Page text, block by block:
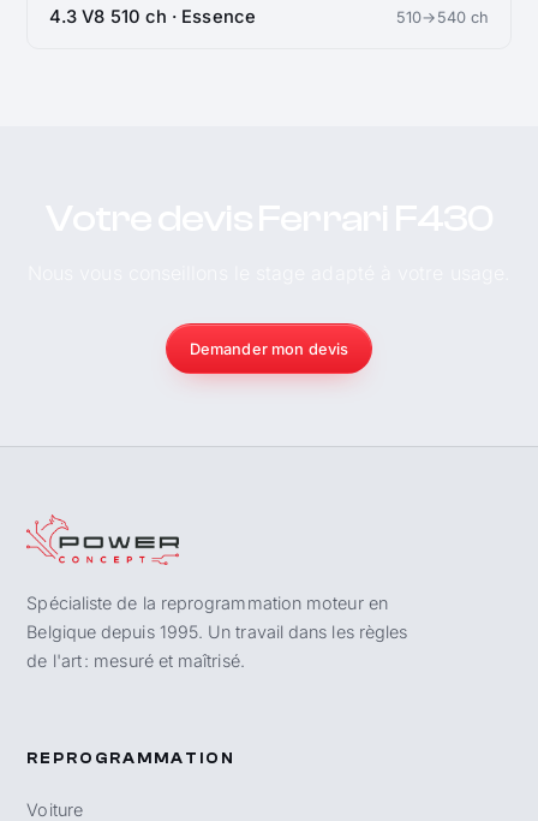
4.3 V8 510 ch · Essence 510→540 ch
Demander mon devis
Spécialiste de la reprogrammation moteur en
Belgique depuis 1995. Un travail dans les règles
de l'art : mesuré et maîtrisé.
REPROGRAMMATION
Voiture